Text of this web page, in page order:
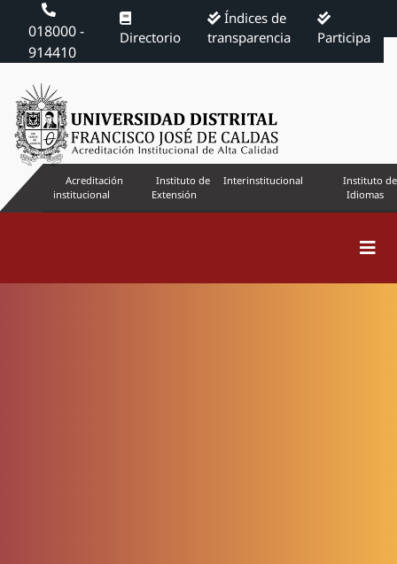
018000 -
914410
Directorio
Índices de
transparencia
Participa
Acreditación
institucional
Instituto de
Extensión
Interinstitucional
Instituto de
Idiomas